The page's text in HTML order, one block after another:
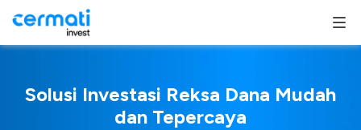
Solusi Investasi Reksa Dana Mudah
dan Tepercaya